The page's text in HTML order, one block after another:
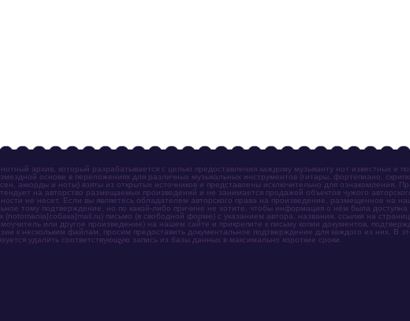
архив, который разрабатывается с целью предоставления каждому музыканту нот известных и
основе в переложениях для различных музыкальных инструментов (гитары, фортепиано,
аккорды и ноты) взяты из открытых источников и представлены исключительно для ознакомления.
на авторство размещаемых произведений и не занимается продажей объектов чужого
не несет. Если вы являетесь обладателем авторского права на произведение, размещенное на
тому подтверждение, но по какой-либо причине не хотите, чтобы информация о нём была доступна
письмо (в свободной форме) с указанием автора, названия, ссылки на
или другое произведение) на нашем сайте и прикрепите к письму копии документов,
к нескольким файлам, просим предоставить документальное подтверждение для каждого из них. В
удалить соответствующую запись из базы данных в максимально короткие сроки.